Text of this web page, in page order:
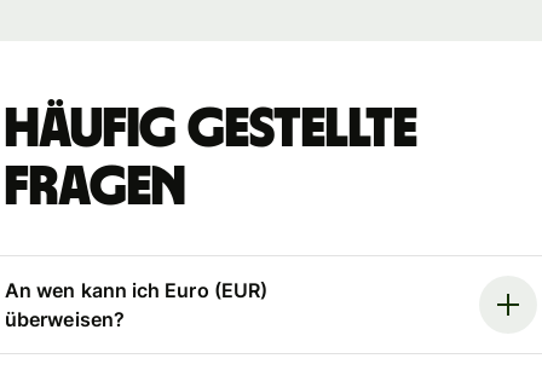
Häufig gestellte
Fragen
An wen kann ich Euro (EUR)
überweisen?